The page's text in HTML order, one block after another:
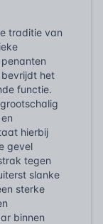
traditie van
het
functie.
hierbij
gevel
tegen
slanke
sterke
binnen